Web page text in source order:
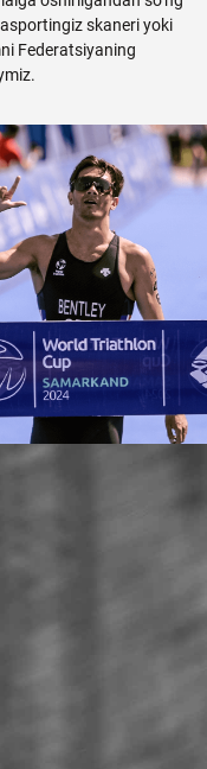
skaneri yoki
Federatsiyaning